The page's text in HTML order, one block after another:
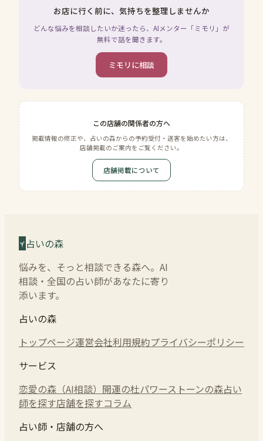
お店に行く前に、気持ちを整理しませんか
どんな悩みを相談したいか迷ったら、AIメンター「ミモリ」が
無料で話を聞きます。
ミモリに相談
この店舗の関係者の方へ
掲載情報の修正や、占いの森からの予約受付・送客を始めたい方は、
店舗掲載のご案内をご覧ください。
店舗掲載について
占いの森
悩みを、そっと相談できる森へ。AI
相談・全国の占い師があなたに寄り
添います。
占いの森
トップページ運営会社利用規約プライバシーポリシー
サービス
恋愛の森（AI相談） 開運の杜パワーストーンの森占い
師を探す店舗を探すコラム
占い師・店舗の方へ